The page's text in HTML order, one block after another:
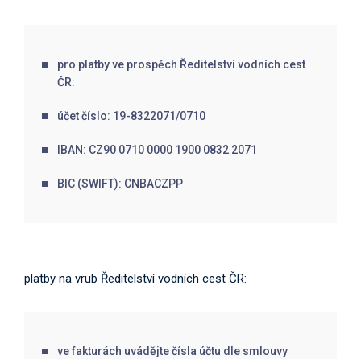
pro platby ve prospěch Ředitelství vodních cest
ČR:
účet číslo: 19-8322071/0710
IBAN: CZ90 0710 0000 1900 0832 2071
BIC (SWIFT): CNBACZPP
platby na vrub Ředitelství vodních cest ČR:
ve fakturách uvádějte čísla účtu dle smlouvy